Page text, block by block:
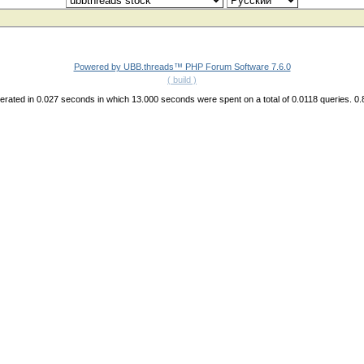
Powered by UBB.threads™ PHP Forum Software 7.6.0
( build )
in 0.027 seconds in which 13.000 seconds were spent on a total of 0.0118 queries.